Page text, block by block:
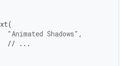
(
"Animated Shadows" ,
// ...